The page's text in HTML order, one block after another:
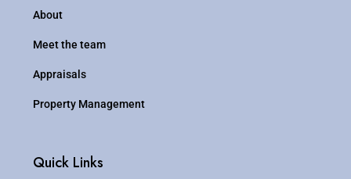
About
Meet the team
Appraisals
Property Management
Quick Links